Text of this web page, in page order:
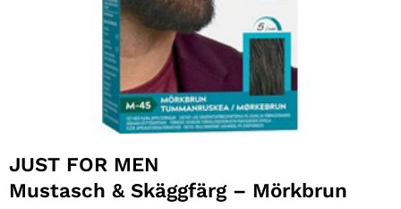
JUST FOR MEN
Mustasch & Skäggfärg – Mörkbrun